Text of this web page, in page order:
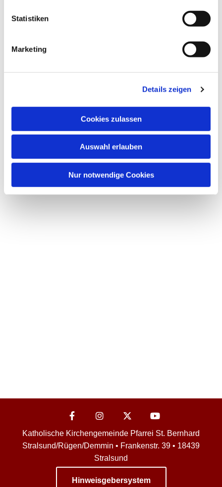
Statistiken
Marketing
Details zeigen
Cookies zulassen
Auswahl erlauben
Nur notwendige Cookies
Dies könnte Sie auch
interessieren
Katholische Kirchengemeinde Pfarrei St. Bernhard
Stralsund/Rügen/Demmin • Frankenstr. 39 • 18439
Stralsund
Hinweisgebersystem